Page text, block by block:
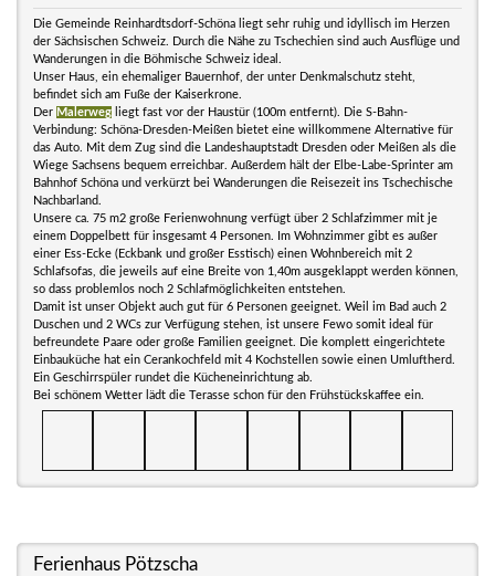
Die Gemeinde Reinhardtsdorf-Schöna liegt sehr ruhig und idyllisch im Herzen
der Sächsischen Schweiz. Durch die Nähe zu Tschechien sind auch Ausflüge und
Wanderungen in die Böhmische Schweiz ideal.
Unser Haus, ein ehemaliger Bauernhof, der unter Denkmalschutz steht,
befindet sich am Fuße der Kaiserkrone.
Der Malerweg liegt fast vor der Haustür (100m entfernt). Die S-Bahn-
Verbindung: Schöna-Dresden-Meißen bietet eine willkommene Alternative für
das Auto. Mit dem Zug sind die Landeshauptstadt Dresden oder Meißen als die
Wiege Sachsens bequem erreichbar. Außerdem hält der Elbe-Labe-Sprinter am
Bahnhof Schöna und verkürzt bei Wanderungen die Reisezeit ins Tschechische
Nachbarland.
Unsere ca. 75 m2 große Ferienwohnung verfügt über 2 Schlafzimmer mit je
einem Doppelbett für insgesamt 4 Personen. Im Wohnzimmer gibt es außer
einer Ess-Ecke (Eckbank und großer Esstisch) einen Wohnbereich mit 2
Schlafsofas, die jeweils auf eine Breite von 1,40m ausgeklappt werden können,
so dass problemlos noch 2 Schlafmöglichkeiten entstehen.
Damit ist unser Objekt auch gut für 6 Personen geeignet. Weil im Bad auch 2
Duschen und 2 WCs zur Verfügung stehen, ist unsere Fewo somit ideal für
befreundete Paare oder große Familien geeignet. Die komplett eingerichtete
Einbauküche hat ein Cerankochfeld mit 4 Kochstellen sowie einen Umluftherd.
Ein Geschirrspüler rundet die Kücheneinrichtung ab.
Bei schönem Wetter lädt die Terasse schon für den Frühstückskaffee ein.
Ferienhaus Pötzscha